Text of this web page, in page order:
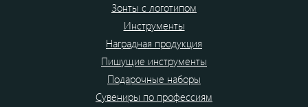
Зонты с логотипом
Инструменты
Наградная продукция
Пишущие инструменты
Подарочные наборы
Сувениры по профессиям